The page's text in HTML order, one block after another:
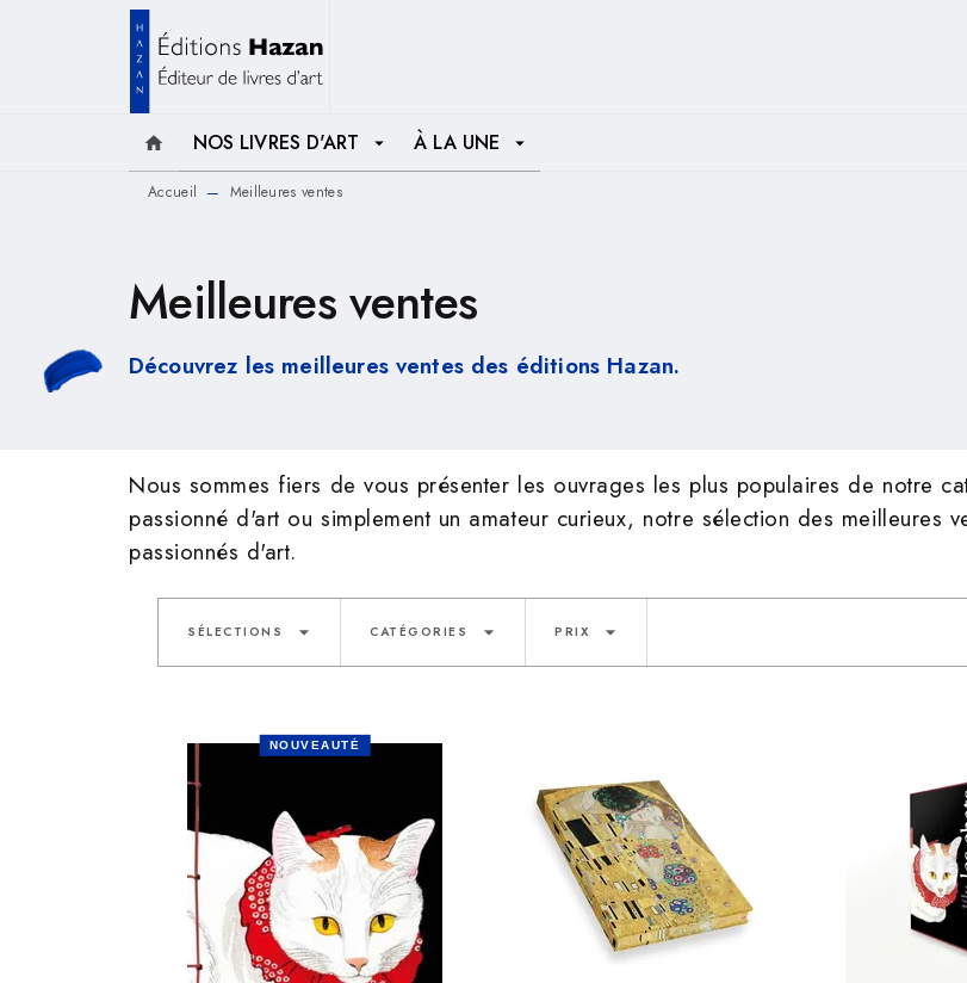
MENU RECHERCHE
home NOS LIVRES D'ART arrow_drop_down À LA UNE arrow_drop_down
Accueil — Meilleures ventes
Meilleures ventes
Découvrez les meilleures ventes des éditions Hazan.
Nous sommes fiers de vous présenter les ouvrages les plus populaires de notre
passionné d'art ou simplement un amateur curieux, notre sélection des meilleures
passionnés d'art.
SÉLECTIONS arrow_drop_down CATÉGORIES arrow_drop_down PRIX arrow_drop_down
NOUVEAUTÉ